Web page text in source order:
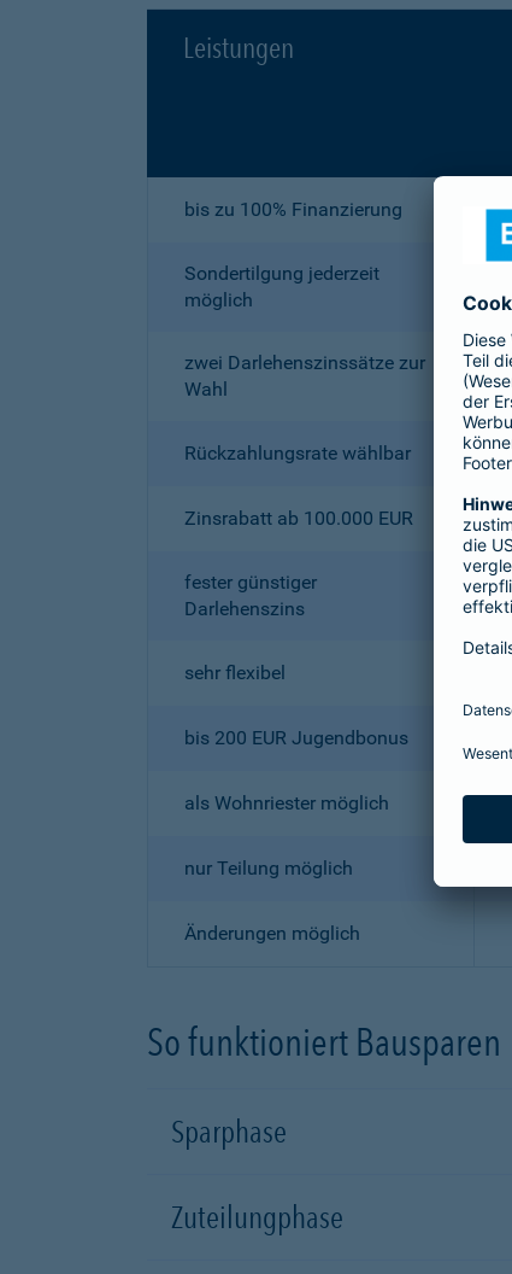
Leistungen
bis zu 100% Finanzierung
Sondertilgung jederzeit
möglich
zwei Darlehenszinssätze zur
Wahl
Rückzahlungsrate wählbar
Zinsrabatt ab 100.000 EUR
fester günstiger
Darlehenszins
sehr flexibel
bis 200 EUR Jugendbonus
als Wohnriester möglich
nur Teilung möglich
Änderungen möglich
So funktioniert Bausparen
Sparphase
Zuteilungphase